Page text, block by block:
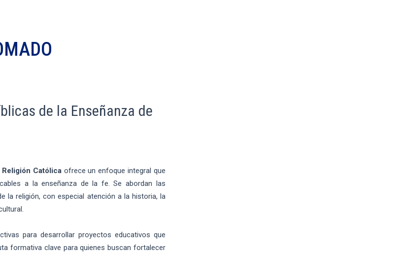
de la Enseñanza de
Católica ofrece un enfoque integral que
a la enseñanza de la fe. Se abordan las
la religión, con especial atención a la historia, la
para desarrollar proyectos educativos que
formativa clave para quienes buscan fortalecer